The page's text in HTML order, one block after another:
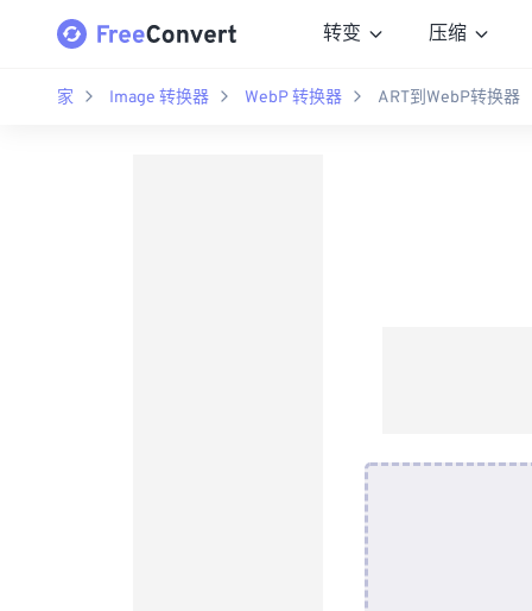
转变 压缩
家 Image 转换器 WebP 转换器 ART到WebP转换器